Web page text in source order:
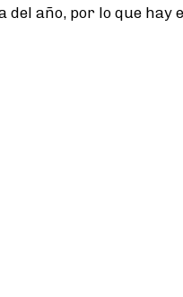
del año, por lo que hay